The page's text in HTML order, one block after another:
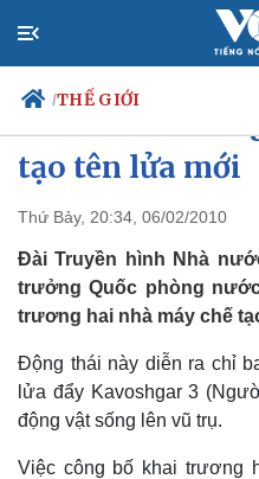
/THẾ GIỚI
Chính trị
Đảng
Tổ chức nhân sự
Quốc hội
Nhận diện sự thật
tạo tên lửa mới
Thứ Bảy, 20:34, 06/02/2010
Đài Truyền hình Nhà
trưởng Quốc phòng
trương hai nhà máy chế
Động thái này diễn ra chỉ
lửa đẩy Kavoshgar 3
động vật sống lên vũ trụ.
Việc công bố khai trương